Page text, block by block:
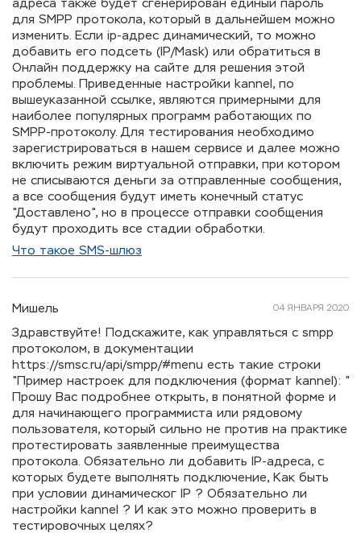
адреса также будет сгенерирован единый пароль
для SMPP протокола, который в дальнейшем можно
изменить. Если ip-адрес динамический, то можно
добавить его подсеть (IP/Mask) или обратиться в
Онлайн поддержку на сайте для решения этой
проблемы. Приведенные настройки kannel, по
вышеуказанной ссылке, являются примерными для
наиболее популярных программ работающих по
SMPP-протоколу. Для тестирования необходимо
зарегистрироваться в нашем сервисе и далее можно
включить режим виртуальной отправки, при котором
не списываются деньги за отправленные сообщения,
а все сообщения будут иметь конечный статус
"Доставлено", но в процессе отправки сообщения
будут проходить все стадии обработки.
Что такое SMS-шлюз
04 ЯНВАРЯ 2020
Мишель
Здравствуйте! Подскажите, как управляться с smpp
протоколом, в документации
https://smsc.ru/api/smpp/#menu есть такие строки
"Пример настроек для подключения (формат kannel): "
Прошу Вас подробнее открыть, в понятной форме и
для начинающего программиста или рядовому
пользователя, который сильно не против на практике
протестировать заявленные преимущества
протокола. Обязательно ли добавить IP-адреса, с
которых будете выполнять подключение, Как быть
при условии динамическог IP ? Обязательно ли
настройки kannel ? И как это можно проверить в
тестировочных целях?